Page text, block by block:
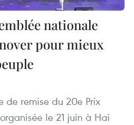
nationale
pour mieux
de remise du 20e Prix
le 21 juin à Hai